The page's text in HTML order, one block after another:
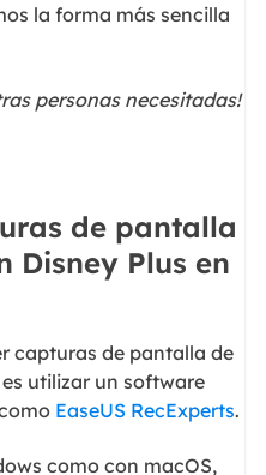
la forma más sencilla
personas necesitadas!
de pantalla
Disney Plus en
capturas de pantalla de
utilizar un software
EaseUS RecExperts.
como con macOS,